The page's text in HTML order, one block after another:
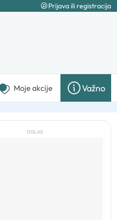
Prijava ili registracija
Moje akcije Važno
OGLAS